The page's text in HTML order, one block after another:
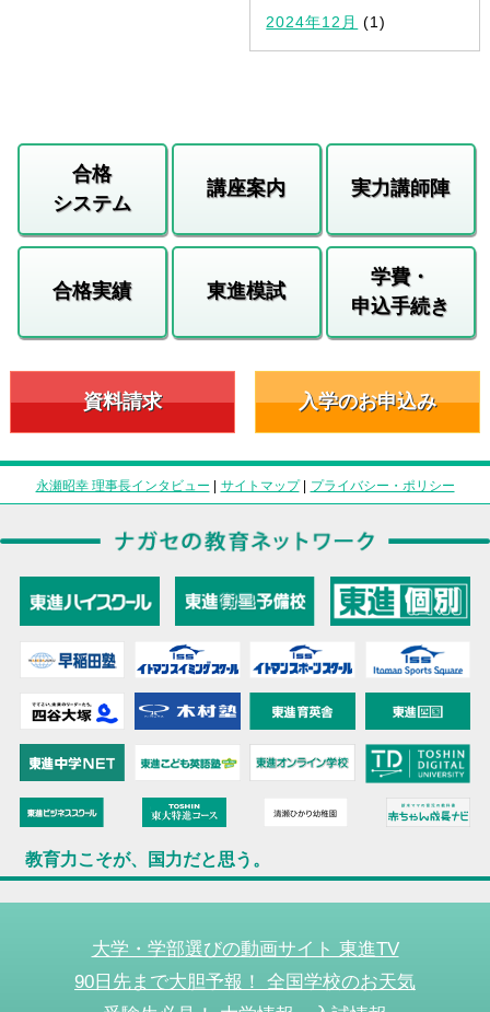
2024年12月 (1)
合格
システム
講座案内 実力講師陣
合格実績 東進模試
学費・
申込手続き
資料請求 入学のお申込み
永瀬昭幸 理事長インタビュー | サイトマップ| プライバシー・ポリシー
教育力こそが、国力だと思う。
大学・学部選びの動画サイト 東進TV
90日先まで大胆予報！ 全国学校のお天気